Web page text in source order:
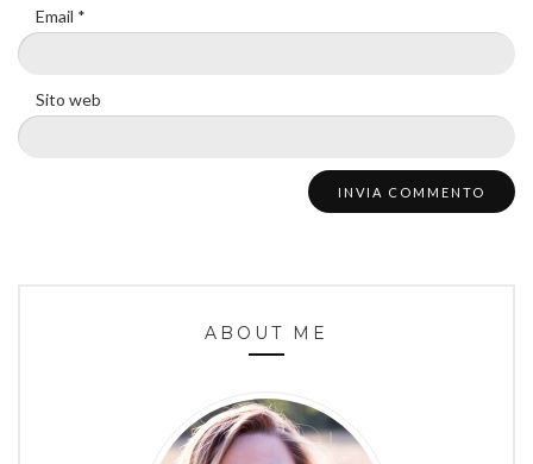
Email *
Sito web
ABOUT ME